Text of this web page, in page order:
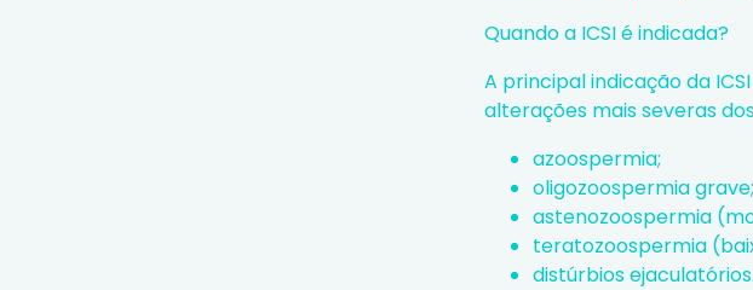
Quando a ICSI é indicada?
A principal indicação da
alterações mais severas
azoospermia;
oligozoospermia grave;
astenozoospermia
teratozoospermia
distúrbios ejaculatórios.